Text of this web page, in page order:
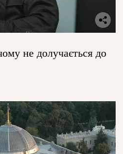
не долучається до